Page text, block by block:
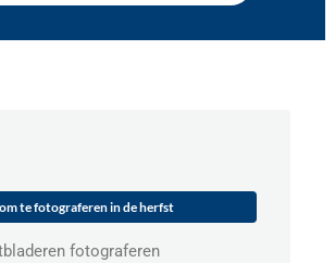
te fotograferen in de herfst
fotograferen